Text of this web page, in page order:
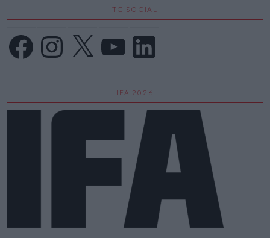
TG SOCIAL
FacebookInstagram
X LinkedIn
IFA 2026